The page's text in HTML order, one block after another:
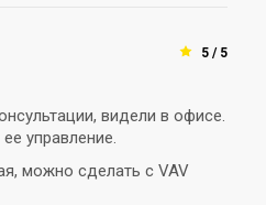
5 / 5
видели в офисе.
управление.
можно сделать с VAV